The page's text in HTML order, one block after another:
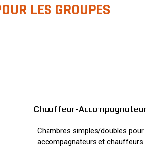
LES GROUPES
Chauffeur-Accompagnateur
Chambres simples/doubles pour
accompagnateurs et chauffeurs